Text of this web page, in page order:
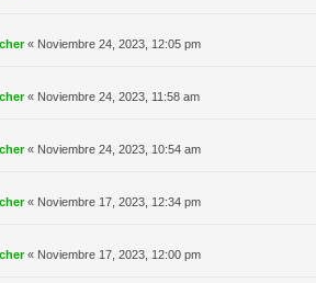
« Noviembre 24, 2023, 12:05 pm
« Noviembre 24, 2023, 11:58 am
« Noviembre 24, 2023, 10:54 am
« Noviembre 17, 2023, 12:34 pm
« Noviembre 17, 2023, 12:00 pm